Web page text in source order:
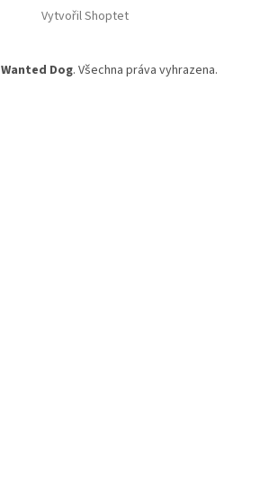
Vytvořil Shoptet
Wanted Dog. Všechna práva vyhrazena.